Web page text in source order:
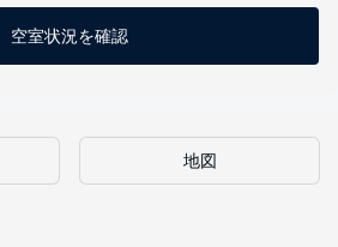
空室状況を確認
地図